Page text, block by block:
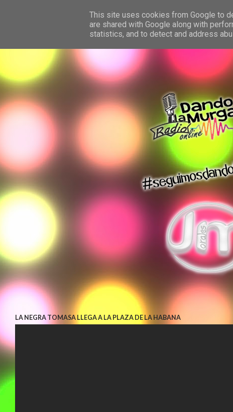
LA NEGRA TOMASA LLEGA A LA PLAZA DE LA HABANA
This site uses cookies from Google to
are shared with Google along with
statistics, and to detect and address